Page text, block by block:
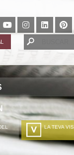
LA TEVA
A TÚA